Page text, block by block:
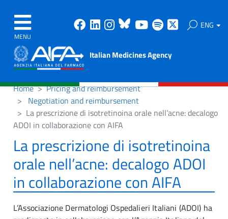
MENU
Facebook
Linkedin
Instagram
Bluesky
Youtube
Spotify ENG
Italian Medicines Agency
Home
Pricing and reimbursement
Negotiation and reimbursement
La prescrizione di isotretinoina orale nell’acne: decalogo
ADOI in collaborazione con AIFA
La prescrizione di isotretinoina
orale nell’acne: decalogo ADOI
in collaborazione con AIFA
L’Associazione Dermatologi Ospedalieri Italiani (ADOI) ha